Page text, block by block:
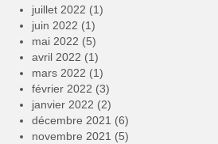
juillet 2022 (1)
juin 2022 (1)
mai 2022 (5)
avril 2022 (1)
mars 2022 (1)
février 2022 (3)
janvier 2022 (2)
décembre 2021 (6)
novembre 2021 (5)